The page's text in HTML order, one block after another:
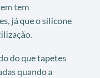
tem
já que o silicone
do que tapetes
quando a